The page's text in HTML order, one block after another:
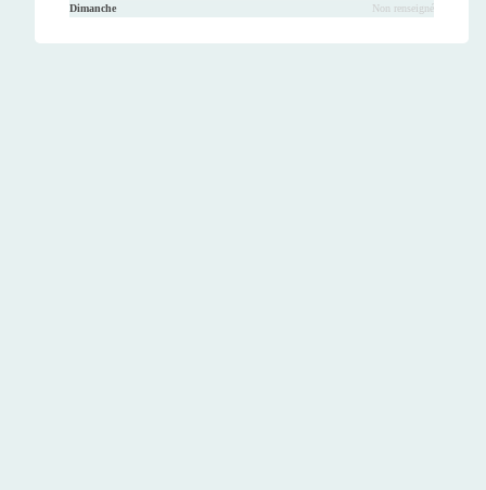
Dimanche
Non renseigné